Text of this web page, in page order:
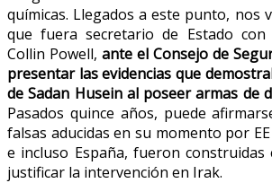
químicas. Llegados a este punto, nos
que fuera secretario de Estado con
Collin Powell, ante el Consejo de
presentar las evidencias que
de Sadan Husein al poseer armas de
Pasados quince años, puede
falsas aducidas en su momento por
e incluso España, fueron construidas
justificar la intervención en Irak.